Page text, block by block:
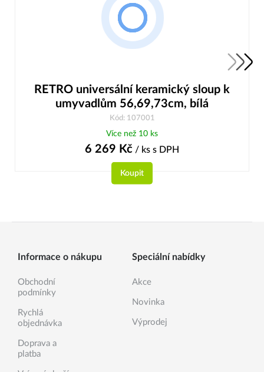
RETRO universální keramický sloup k
umyvadlům 56,69,73cm, bílá
Kód: 107001
Více než 10 ks
6 269 Kč / ks s DPH
Koupit
Informace o nákupu
Obchodní
podmínky
Rychlá
objednávka
Doprava a
platba
Speciální nabídky
Akce
Novinka
Výprodej